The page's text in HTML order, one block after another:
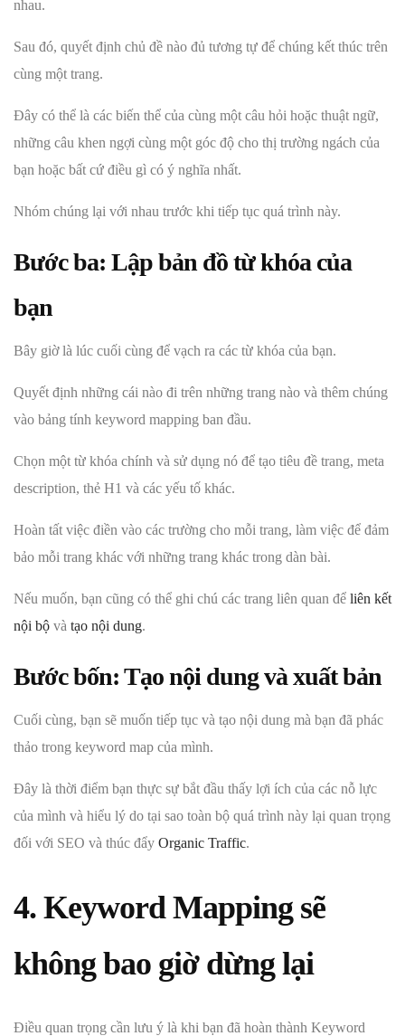
nhau.
Sau đó, quyết định chủ đề nào đủ tương tự để chúng kết thúc trên
cùng một trang.
Đây có thể là các biến thể của cùng một câu hỏi hoặc thuật ngữ,
những câu khen ngợi cùng một góc độ cho thị trường ngách của
bạn hoặc bất cứ điều gì có ý nghĩa nhất.
Nhóm chúng lại với nhau trước khi tiếp tục quá trình này.
Bước ba: Lập bản đồ từ khóa của
bạn
Bây giờ là lúc cuối cùng để vạch ra các từ khóa của bạn.
Quyết định những cái nào đi trên những trang nào và thêm chúng
vào bảng tính keyword mapping ban đầu.
Chọn một từ khóa chính và sử dụng nó để tạo tiêu đề trang, meta
description, thẻ H1 và các yếu tố khác.
Hoàn tất việc điền vào các trường cho mỗi trang, làm việc để đảm
bảo mỗi trang khác với những trang khác trong dàn bài.
Nếu muốn, bạn cũng có thể ghi chú các trang liên quan để liên kết
nội bộ và tạo nội dung.
Bước bốn: Tạo nội dung và xuất bản
Cuối cùng, bạn sẽ muốn tiếp tục và tạo nội dung mà bạn đã phác
thảo trong keyword map của mình.
Đây là thời điểm bạn thực sự bắt đầu thấy lợi ích của các nỗ lực
của mình và hiểu lý do tại sao toàn bộ quá trình này lại quan trọng
đối với SEO và thúc đẩy Organic Traffic.
4. Keyword Mapping sẽ
không bao giờ dừng lại
Điều quan trọng cần lưu ý là khi bạn đã hoàn thành Keyword